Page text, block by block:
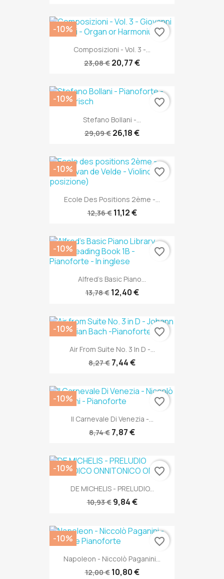
Composizioni - Vol. 3 -...
23,08 € 20,77 €
-10% favorite_border
Stefano Bollani -...
29,09 € 26,18 €
-10% favorite_border
Ecole Des Positions 2ème -...
12,36 € 11,12 €
-10% favorite_border
Alfred's Basic Piano...
13,78 € 12,40 €
-10% favorite_border
Air From Suite No. 3 In D -...
8,27 € 7,44 €
-10% favorite_border
Il Carnevale Di Venezia -...
8,74 € 7,87 €
-10% favorite_border
DE MICHELIS - PRELUDIO...
10,93 € 9,84 €
-10% favorite_border
Napoleon - Niccolò Paganini...
12,00 € 10,80 €
-10% favorite_border